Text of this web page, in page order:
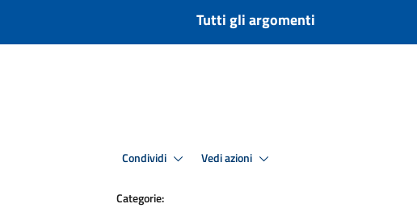
Tutti gli argomenti
Condividi Vedi azioni
Categorie: